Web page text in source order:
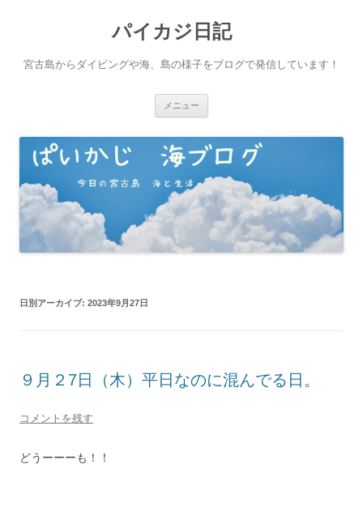
パイカジ日記
宮古島からダイビングや海、島の様子をブログで発信しています！
メニュー
ツ
へ
ス
キ
ッ
プ
日別アーカイブ: 2023年9月27日
９月２7日（木）平日なのに混んでる日。
コメントを残す
どうーーーも！！